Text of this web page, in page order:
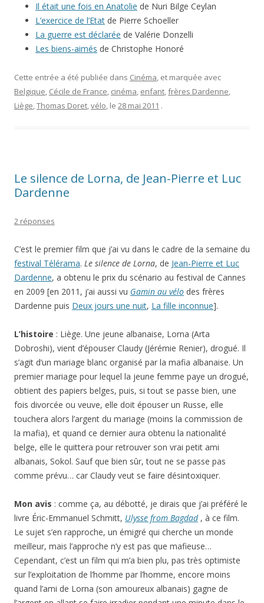
Il était une fois en Anatolie de Nuri Bilge Ceylan
L’exercice de l’Etat de Pierre Schoeller
La guerre est déclarée de Valérie Donzelli
Les biens-aimés de Christophe Honoré
Cette entrée a été publiée dans Cinéma, et marquée avec
Belgique, Cécile de France, cinéma, enfant,frères Dardenne,
Liège,Thomas Doret,vélo, le 28 mai 2011 .
Le silence de Lorna, de Jean-Pierre et Luc
Dardenne
2 réponses
C’est le premier film que j’ai vu dans le cadre de la semaine du
festival Télérama. Le silence de Lorna, de Jean-Pierre et Luc
Dardenne, a obtenu le prix du scénario au festival de Cannes
en 2009 [en 2011, j’ai aussi vu Gamin au vélo des frères
Dardenne puis Deux jours une nuit, La fille inconnue].
L’histoire : Liège. Une jeune albanaise, Lorna (Arta
Dobroshi), vient d’épouser Claudy (Jérémie Renier), drogué. Il
s’agit d’un mariage blanc organisé par la mafia albanaise. Un
premier mariage pour lequel la jeune femme paye un drogué,
obtient des papiers belges, puis, si tout se passe bien, une
fois divorcée ou veuve, elle doit épouser un Russe, elle
touchera alors l’argent du mariage (moins la commission de
la mafia), et quand ce dernier aura obtenu la nationalité
belge, elle le quittera pour retrouver son vrai petit ami
albanais, Sokol. Sauf que bien sûr, tout ne se passe pas
comme prévu… car Claudy veut se faire désintoxiquer.
Mon avis : comme ça, au débotté, je dirais que j’ai préféré le
livre Éric-Emmanuel Schmitt, Ulysse from Bagdad, à ce film.
Le sujet s’en rapproche, un émigré qui cherche un monde
meilleur, mais l’approche n’y est pas que mafieuse…
Cependant, c’est un film qui m’a bien plu, pas très optimiste
sur l’exploitation de l’homme par l’homme, encore moins
quand l’ami de Lorna (son amoureux albanais) gagne de